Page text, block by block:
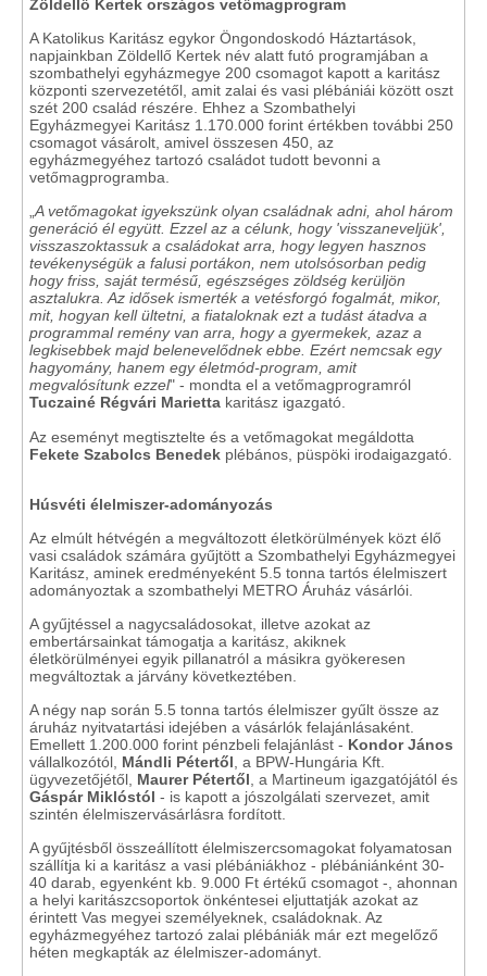
Zöldellő Kertek országos vetőmagprogram
A Katolikus Karitász egykor Öngondoskodó Háztartások,
napjainkban Zöldellő Kertek név alatt futó programjában a
szombathelyi egyházmegye 200 csomagot kapott a karitász
központi szervezetétől, amit zalai és vasi plébániái között oszt
szét 200 család részére. Ehhez a Szombathelyi
Egyházmegyei Karitász 1.170.000 forint értékben további 250
csomagot vásárolt, amivel összesen 450, az
egyházmegyéhez tartozó családot tudott bevonni a
vetőmagprogramba.
A vetőmagokat igyekszünk olyan családnak adni, ahol három
generáció él együtt. Ezzel az a célunk, hogy 'visszaneveljük',
visszaszoktassuk a családokat arra, hogy legyen hasznos
tevékenységük a falusi portákon, nem utolsósorban pedig
hogy friss, saját termésű, egészséges zöldség kerüljön
asztalukra. Az idősek ismerték a vetésforgó fogalmát, mikor,
mit, hogyan kell ültetni, a fiataloknak ezt a tudást átadva a
programmal remény van arra, hogy a gyermekek, azaz a
legkisebbek majd belenevelődnek ebbe. Ezért nemcsak egy
hagyomány, hanem egy életmód-program, amit
megvalósítunk ezzel" - mondta el a vetőmagprogramról
Tuczainé Régvári Marietta karitász igazgató.
Az eseményt megtisztelte és a vetőmagokat megáldotta
Fekete Szabolcs Benedek plébános, püspöki irodaigazgató.
Húsvéti élelmiszer-adományozás
Az elmúlt hétvégén a megváltozott életkörülmények közt élő
vasi családok számára gyűjtött a Szombathelyi Egyházmegyei
Karitász, aminek eredményeként 5.5 tonna tartós élelmiszert
adományoztak a szombathelyi METRO Áruház vásárlói.
A gyűjtéssel a nagycsaládosokat, illetve azokat az
embertársainkat támogatja a karitász, akiknek
életkörülményei egyik pillanatról a másikra gyökeresen
megváltoztak a járvány következtében.
A négy nap során 5.5 tonna tartós élelmiszer gyűlt össze az
áruház nyitvatartási idejében a vásárlók felajánlásaként.
Emellett 1.200.000 forint pénzbeli felajánlást - Kondor János
vállalkozótól, Mándli Pétertől , a BPW-Hungária Kft.
ügyvezetőjétől, Maurer Pétertől , a Martineum igazgatójától és
Gáspár Miklóstól - is kapott a jószolgálati szervezet, amit
szintén élelmiszervásárlásra fordított.
A gyűjtésből összeállított élelmiszercsomagokat folyamatosan
szállítja ki a karitász a vasi plébániákhoz - plébániánként 30-
40 darab, egyenként kb. 9.000 Ft értékű csomagot -, ahonnan
a helyi karitászcsoportok önkéntesei eljuttatják azokat az
érintett Vas megyei személyeknek, családoknak. Az
egyházmegyéhez tartozó zalai plébániák már ezt megelőző
héten megkapták az élelmiszer-adományt.